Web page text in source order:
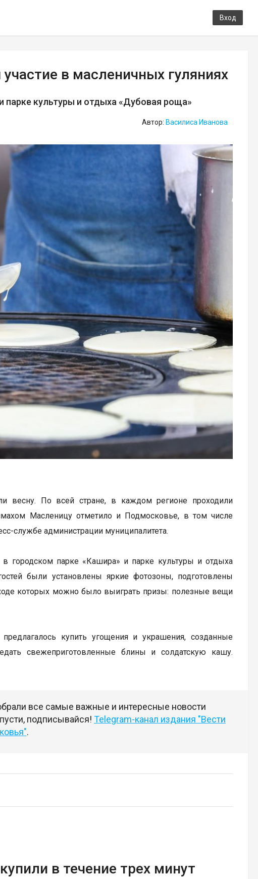
Вход
в масленичных гуляниях
парке культуры и отдыха «Дубовая роща»
Автор: Василиса Иванова
весну. По всей стране, в каждом регионе проходили
Масленицу отметило и Подмосковье, в том числе
службе администрации муниципалитета.
городском парке «Кашира» и парке культуры и отдыха
были установлены яркие фотозоны, подготовлены
которых можно было выиграть призы: полезные вещи
купить угощения и украшения, созданные
свежеприготовленные блины и солдатскую кашу.
все самые важные и интересные новости
подписывайся! Telegram-канал издания "Вести
.
в течение трех минут